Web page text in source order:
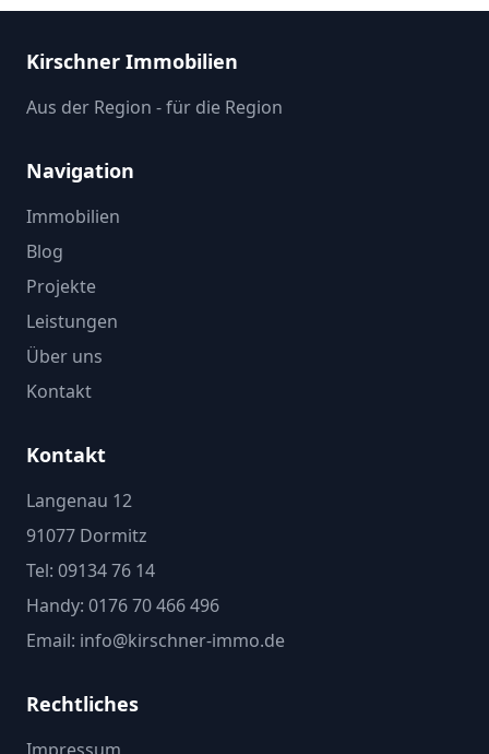
Kirschner Immobilien
Aus der Region - für die Region
Navigation
Immobilien
Blog
Projekte
Leistungen
Über uns
Kontakt
Kontakt
Langenau 12
91077 Dormitz
Tel: 09134 76 14
Handy: 0176 70 466 496
Email: info@kirschner-immo.de
Rechtliches